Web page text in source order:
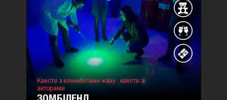
Квести з елементами жаху , квести з
акторами